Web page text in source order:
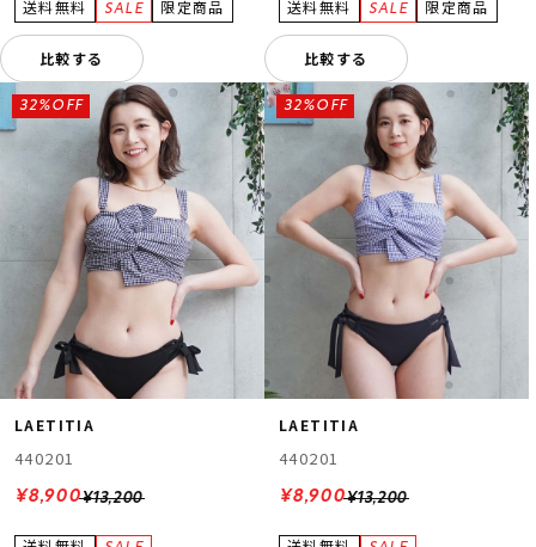
比較する 比較する
LAETITIA
440201
¥13,200
32%OFF
¥8,900
LAETITIA
440201
¥13,200
32%OFF
¥8,900